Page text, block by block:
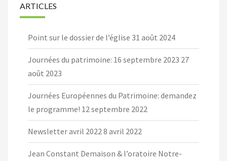
ARTICLES
Point sur le dossier de l’église 31 août 2024
Journées du patrimoine: 16 septembre 2023 27
août 2023
Journées Européennes du Patrimoine: demandez
le programme! 12 septembre 2022
Newsletter avril 20228 avril 2022
Jean Constant Demaison & l’oratoire Notre-